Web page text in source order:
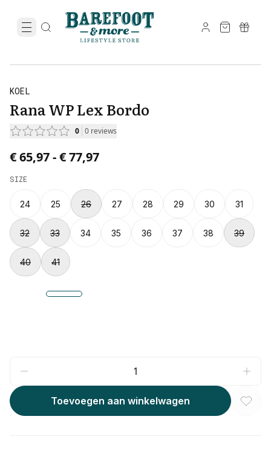
KOEL
Rana WP Lex Bordo
0 0 reviews
Price from € 65,97 to € 77,97.
€ 65,97-€ 77,97
SIZE
24 25 26 27 28 29 30 31
32 33 34 35 36 37 38 39
40 41
Toevoegen aan winkelwagen